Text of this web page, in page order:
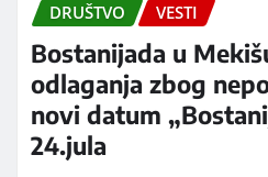
DRUŠTVO VESTI
Bostanijada u
odlaganja zbog
novi datum
24.jula